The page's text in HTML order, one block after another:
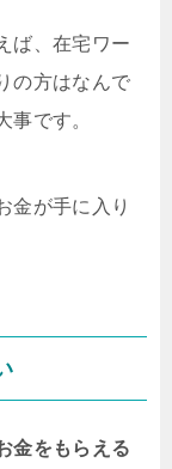
ば、在宅ワー
の方はなんで
事です。
金が手に入り
金をもらえる